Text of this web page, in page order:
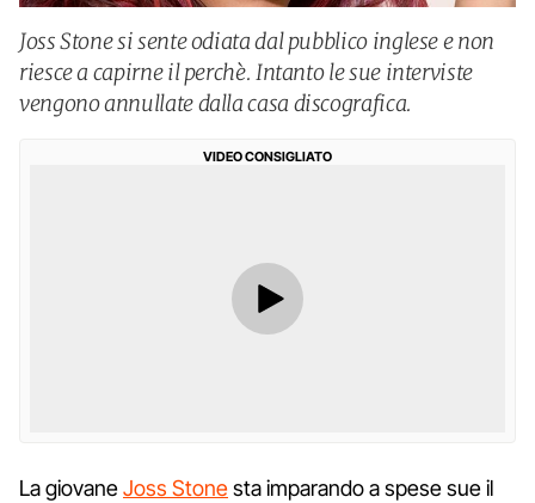
Joss Stone si sente odiata dal pubblico inglese e non
riesce a capirne il perchè. Intanto le sue interviste
vengono annullate dalla casa discografica.
VIDEO CONSIGLIATO
La giovaneJoss Stonesta imparando a spese sue il